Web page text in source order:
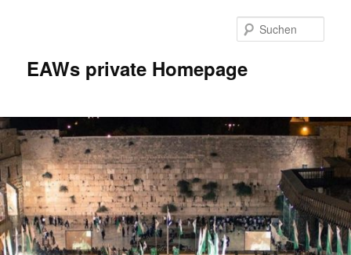
EAWs private Homepage